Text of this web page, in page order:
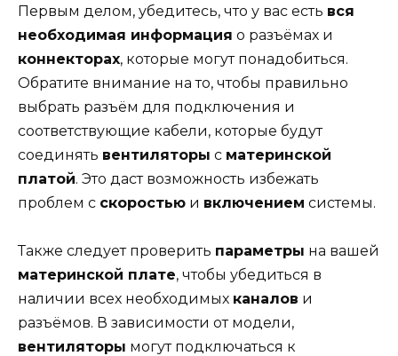
Первым делом, убедитесь, что у вас есть вся
необходимая информация о разъёмах и
коннекторах, которые могут понадобиться.
Обратите внимание на то, чтобы правильно
выбрать разъём для подключения и
соответствующие кабели, которые будут
соединять вентиляторы с материнской
платой. Это даст возможность избежать
проблем с скоростью и включением системы.
Также следует проверить параметры на вашей
материнской плате, чтобы убедиться в
наличии всех необходимых каналов и
разъёмов. В зависимости от модели,
вентиляторы могут подключаться к